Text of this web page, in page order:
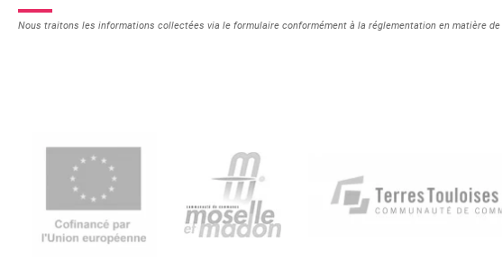
Nous traitons les informations collectées via le formulaire conformément à la réglementation en matière de